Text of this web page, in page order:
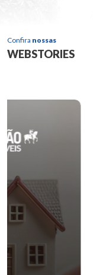
Confira nossas
WEBSTORIES